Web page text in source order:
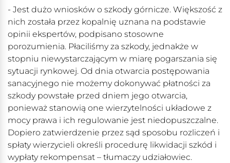
- Jest dużo wniosków o szkody górnicze. Większość z
nich została przez kopalnię uznana na podstawie
opinii ekspertów, podpisano stosowne
porozumienia. Płaciliśmy za szkody, jednakże w
stopniu niewystarczającym w miarę pogarszania się
sytuacji rynkowej. Od dnia otwarcia postępowania
sanacyjnego nie możemy dokonywać płatności za
szkody powstałe przed dniem jego otwarcia,
ponieważ stanowią one wierzytelności układowe z
mocy prawa i ich regulowanie jest niedopuszczalne.
Dopiero zatwierdzenie przez sąd sposobu rozliczeń i
spłaty wierzycieli określi procedurę likwidacji szkód i
wypłaty rekompensat – tłumaczy udziałowiec.